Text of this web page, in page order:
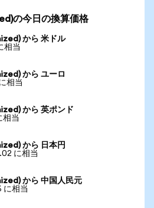
の今日の換算価格
から 米ドル
相当
から ユーロ
相当
から 英ポンド
相当
から 日本円
に相当
から 中国人民元
に相当